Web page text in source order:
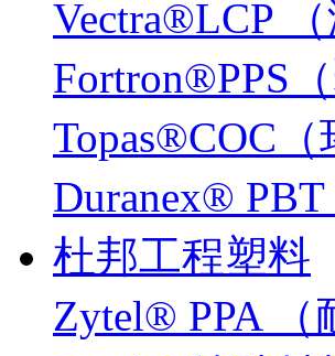
Vectra®LCP
Fortron®PPS
Topas®COC
Duranex®
杜邦工程塑料
Zytel® PPA （